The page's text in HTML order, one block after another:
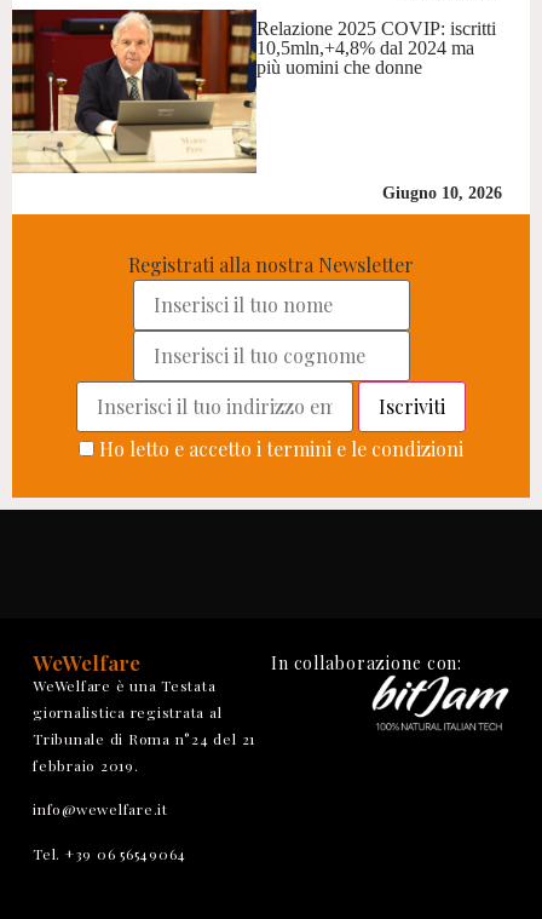
Relazione 2025 COVIP: iscritti
10,5mln,+4,8% dal 2024 ma
più uomini che donne
Giugno 10, 2026
Registrati alla nostra Newsletter
Ho letto e accetto i termini e le condizioni
WeWelfare
WeWelfare è una Testata
giornalistica registrata al
Tribunale di Roma n°24 del 21
febbraio 2019.
info@wewelfare.it
Tel. +39 06 56549064
In collaborazione con: